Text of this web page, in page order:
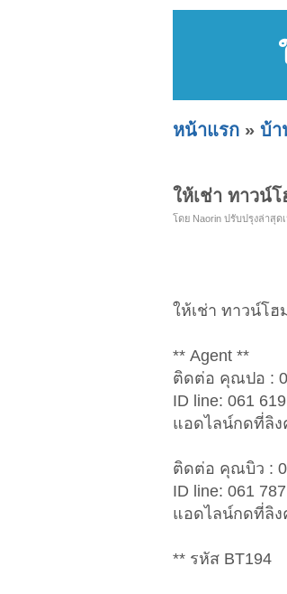
หน้าแรก » บ้า
ให้เช่า ทาวน์
โดย Naorin ปรับปรุงล่าสุด
ให้เช่า ทาวน์โฮ
** Agent **
ติดต่อ คุณปอ :
ID line: 061
แอดไลน์กดที่ลิง
ติดต่อ คุณบิว :
ID line: 061
แอดไลน์กดที่ลิง
** รหัส BT194